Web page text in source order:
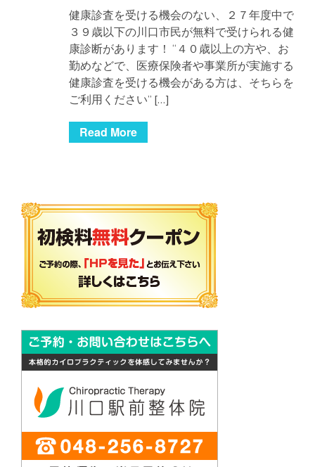
健康診査を受ける機会のない、２７年度中で
３９歳以下の川口市民が無料で受けられる健
康診断があります！ “４０歳以上の方や、お
勤めなどで、医療保険者や事業所が実施する
健康診査を受ける機会がある方は、そちらを
ご利用ください” […]
Read More